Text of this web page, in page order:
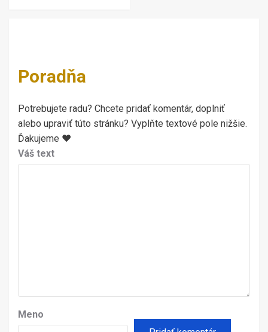
Poradňa
Potrebujete radu? Chcete pridať komentár, doplniť
alebo upraviť túto stránku? Vyplňte textové pole nižšie.
Ďakujeme ♥
Váš text
Meno